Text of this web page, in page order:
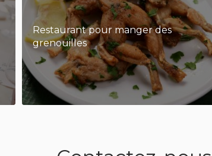
Restaurant pour manger des
grenouilles